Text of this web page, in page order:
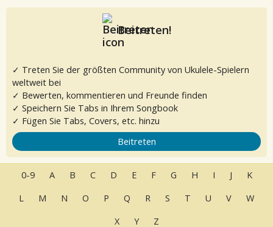
Beitreten!
✓ Treten Sie der größten Community von Ukulele-Spielern
weltweit bei
✓ Bewerten, kommentieren und Freunde finden
✓ Speichern Sie Tabs in Ihrem Songbook
✓ Fügen Sie Tabs, Covers, etc. hinzu
Beitreten
0-9 A B C D E F G H I J
K
L
M N O P Q R S T U V
W
X
Y Z